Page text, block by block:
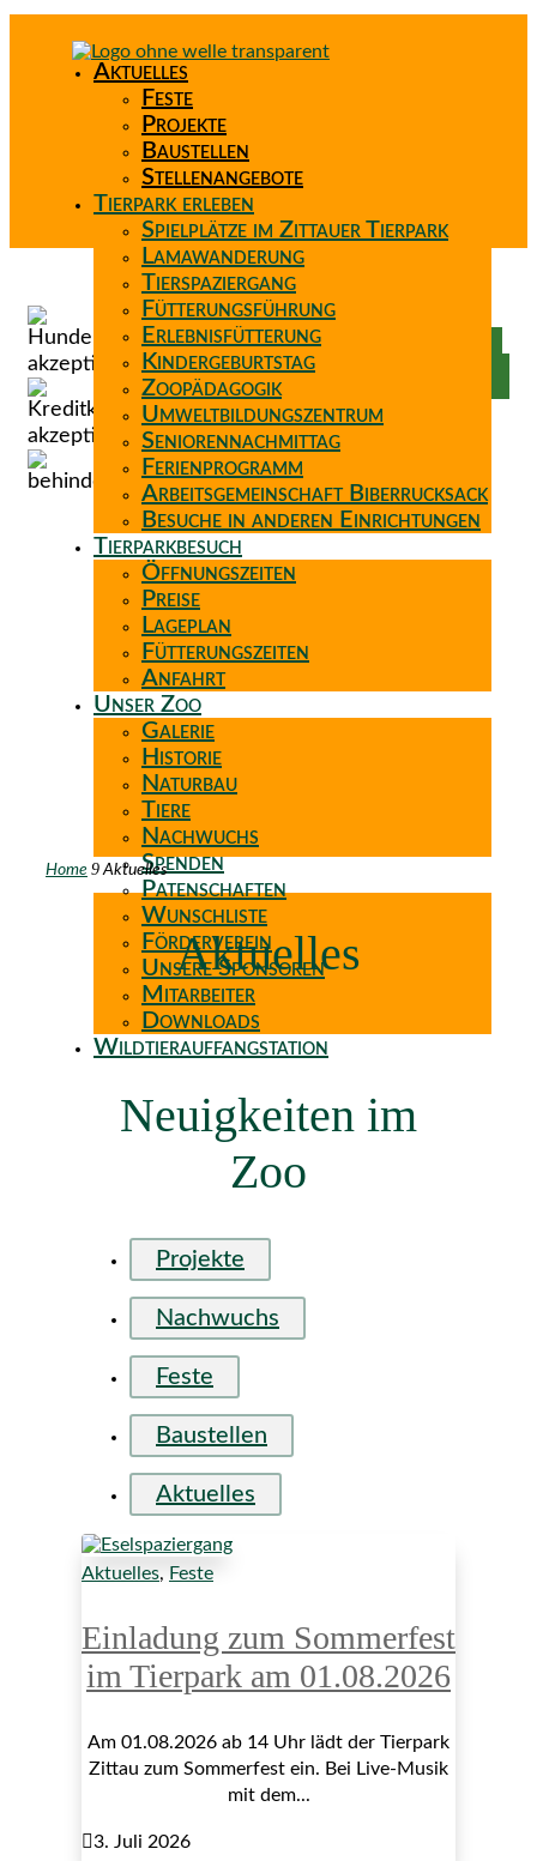
Aktuelles
Feste
Projekte
Baustellen
Stellenangebote
Tierpark erleben
Spielplätze im Zittauer Tierpark
Lamawanderung
Tierspaziergang
Fütterungsführung
Erlebnisfütterung
Kindergeburtstag
Zoopädagogik
Umweltbildungszentrum
Seniorennachmittag
Ferienprogramm
Arbeitsgemeinschaft Biberrucksack
Besuche in anderen Einrichtungen
Tierparkbesuch
Öffnungszeiten
Preise
Lageplan
Fütterungszeiten
Anfahrt
Unser Zoo
Galerie
Historie
Naturbau
Tiere
Nachwuchs
Spenden
Patenschaften
Wunschliste
Förderverein
Unsere Sponsoren
Mitarbeiter
Downloads
Wildtierauffangstation
Home 9 Aktuelles
Aktuelles
Neuigkeiten im
Zoo
Projekte
Nachwuchs
Feste
Baustellen
Aktuelles
Aktuelles, Feste
Einladung zum Sommerfest
im Tierpark am 01.08.2026
Am 01.08.2026 ab 14 Uhr lädt der Tierpark
Zittau zum Sommerfest ein. Bei Live-Musik
mit dem...
3. Juli 2026